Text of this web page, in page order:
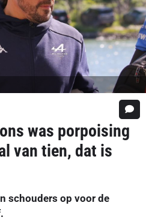
was porpoising
van tien, dat is
schouders op voor de